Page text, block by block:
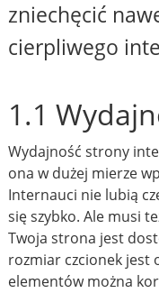
zniechęcić
cierpliwego
1.1
Wydajność strony
ona w dużej mierze
Internauci nie lubią
się szybko. Ale musi
Twoja strona jest
rozmiar czcionek jest
elementów można